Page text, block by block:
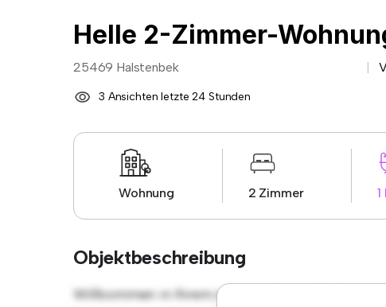
25469 Halstenbek
3 Ansichten letzte 24 Stunden
Wohnung 2 Zimmer
Objektbeschreibung
Willkommen in Ihrem neuen urbanen